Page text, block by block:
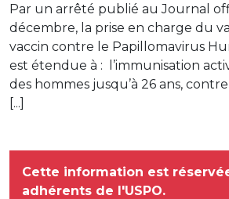
Par un arrêté publié au Journal
décembre, la prise en charge du
vaccin contre le Papillomavirus
est étendue à : l’immunisation
des hommes jusqu’à 26 ans,
[...]
Cette information est
adhérents de l'USPO.